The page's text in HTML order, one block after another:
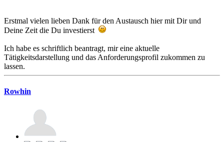
Erstmal vielen lieben Dank für den Austausch hier mit Dir und
Deine Zeit die Du investierst
Ich habe es schriftlich beantragt, mir eine aktuelle
Tätigkeitsdarstellung und das Anforderungsprofil zukommen zu
lassen.
Rowhin